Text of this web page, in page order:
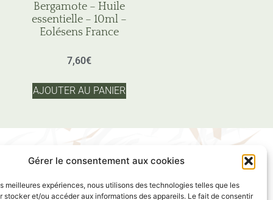
Gérer le consentement aux cookies
meilleures expériences, nous utilisons des technologies telles que les
stocker et/ou accéder aux informations des appareils. Le fait de consentir
Bergamote – Huile
essentielle – 10ml –
Eolésens France
7,60€
AJOUTER AU PANIER
France